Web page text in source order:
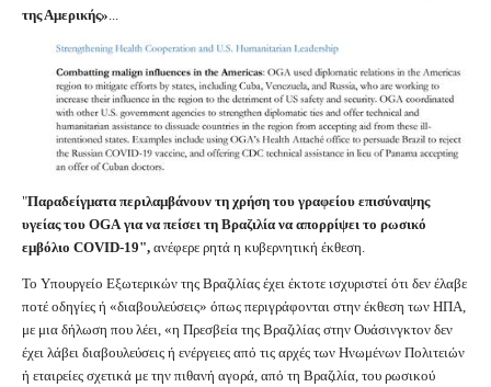
της Αμερικής»
"Παραδείγματα περιλαμβάνουν τη χρήση του γραφείου επισύναψης
υγείας του OGAγια να πείσει τη Βραζιλία να απορρίψει το ρωσικό
εμβόλιο COVID-19", ανέφερε ρητά η κυβερνητική έκθεση.
Το Υπουργείο Εξωτερικών της Βραζιλίας έχει έκτοτε ισχυριστεί ότι δεν έλαβε
ποτέ οδηγίες ή «διαβουλεύσεις» όπως περιγράφονται στην έκθεση των ΗΠΑ,
με μια δήλωση που λέει, «η Πρεσβεία της Βραζιλίας στην Ουάσινγκτον δεν
έχει λάβει διαβουλεύσεις ή ενέργειες από τις αρχές των Ηνωμένων Πολιτειών
ή εταιρείες σχετικά με την πιθανή αγορά, από τη Βραζιλία, του ρωσικού